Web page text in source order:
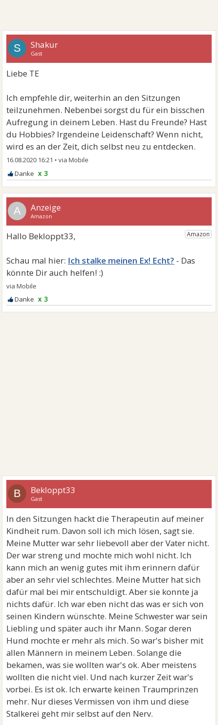
S Shakur
Gast
Liebe TE
Ich empfehle dir, weiterhin an den Sitzungen
teilzunehmen. Nebenbei sorgst du für ein bisschen
Aufregung in deinem Leben. Hast du Freunde? Hast
du Hobbies? Irgendeine Leidenschaft? Wenn nicht,
wird es an der Zeit, dich selbst neu zu entdecken.
16.08.2020 16:21 •
x 3
A
Ich stalke meinen Ex! Echt?
x 3
B Bekloppt33
Gast
In den Sitzungen hackt die Therapeutin auf meiner
Kindheit rum. Davon soll ich mich lösen, sagt sie.
Meine Mutter war sehr liebevoll aber der Vater nicht.
Der war streng und mochte mich wohl nicht. Ich
kann mich an wenig gutes mit ihm erinnern dafür
aber an sehr viel schlechtes. Meine Mutter hat sich
dafür mal bei mir entschuldigt. Aber sie konnte ja
nichts dafür. Ich war eben nicht das was er sich von
seinen Kindern wünschte. Meine Schwester war sein
Liebling und später auch ihr Mann. Sogar deren
Hund mochte er mehr als mich. So war's bisher mit
allen Männern in meinem Leben. Solange die
bekamen, was sie wollten war's ok. Aber meistens
wollten die nicht viel. Und nach kurzer Zeit war's
vorbei. Es ist ok. Ich erwarte keinen Traumprinzen
mehr. Nur dieses Vermissen von ihm und diese
Stalkerei geht mir selbst auf den Nerv.